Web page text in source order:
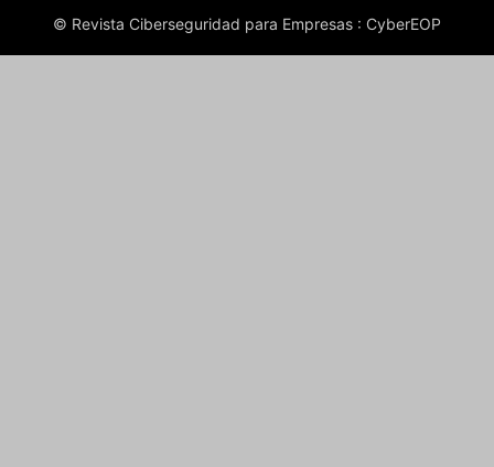
© Revista Ciberseguridad para Empresas : CyberEOP